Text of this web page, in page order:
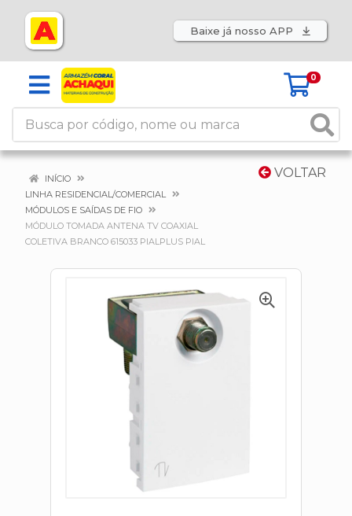
Baixe já nosso APP
0
VOLTAR
INÍCIO
LINHA RESIDENCIAL/COMERCIAL
MÓDULOS E SAÍDAS DE FIO
MÓDULO TOMADA ANTENA TV COAXIAL
COLETIVA BRANCO 615033 PIALPLUS PIAL